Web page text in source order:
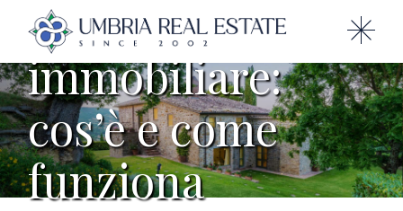
Pertinenza
immobiliare:
cos’è e come
funziona